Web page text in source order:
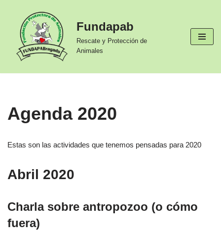
contenido
Fundapab
Rescate y Protección de
Animales
Agenda 2020
Estas son las actividades que tenemos pensadas para 2020
Abril 2020
Charla sobre antropozoo (o cómo
fuera)